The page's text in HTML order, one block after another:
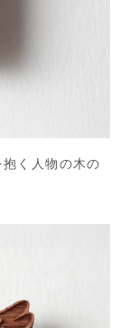
く人物の木の